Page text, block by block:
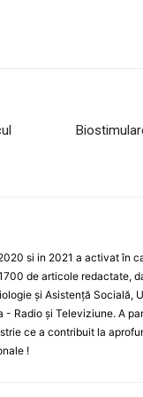
si in 2021 a activat în
de articole redactate,
și Asistență Socială,
- Radio și Televiziune. A
ce a contribuit la
!